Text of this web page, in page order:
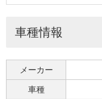
車種情報
メーカー
車種